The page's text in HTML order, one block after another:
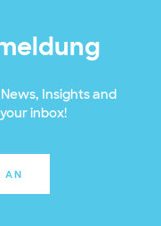
Insights and
inbox!
AN